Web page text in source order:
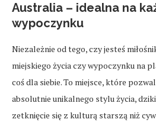
Australia – idealna na
wypoczynku
Niezależnie od tego, czy jesteś
miejskiego życia czy wypoczynku na
coś dla siebie. To miejsce, które
absolutnie unikalnego stylu życia,
zetknięcie się z kulturą starszą niż